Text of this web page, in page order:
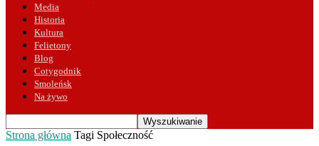
Media
Historia
Kultura
Felietony
Blog
Cotygodnik
Smoleńsk
Na żywo
Strona główna Tagi Społeczność